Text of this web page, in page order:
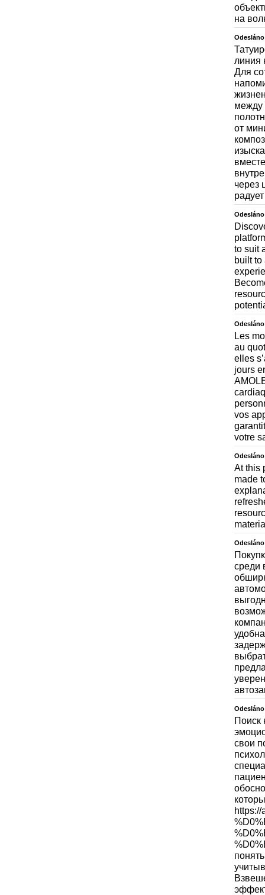
на
линия
Для
между
от
через
to suit
built to
Les
au
elles
jours
vos
votre
At this
made
среди
Поиск
свои